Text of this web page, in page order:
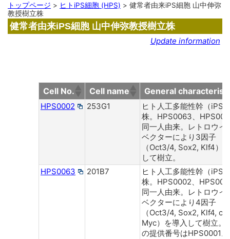
トップページ > ヒトiPS細胞 (HPS) > 健常者由来iPS細胞 山中伸弥
教授樹立株
健常者由来iPS細胞 山中伸弥教授樹立株
Update information
Cell No. Cell name General
HPS0002 253G1
ヒト人工多能性幹（iPS
株。HPS0063、
同一人由来。レトロウイ
ベクターにより3因子
（Oct3/4, Sox2, Klf4）
して樹立。
HPS0063
201B7
ヒト人工多能性幹（iPS
株。HPS0002、
同一人由来。レトロウイ
ベクターにより4因子
（Oct3/4, Sox2, Klf4, c-
Myc）を導入して樹立。
の提供番号はHPS0001。